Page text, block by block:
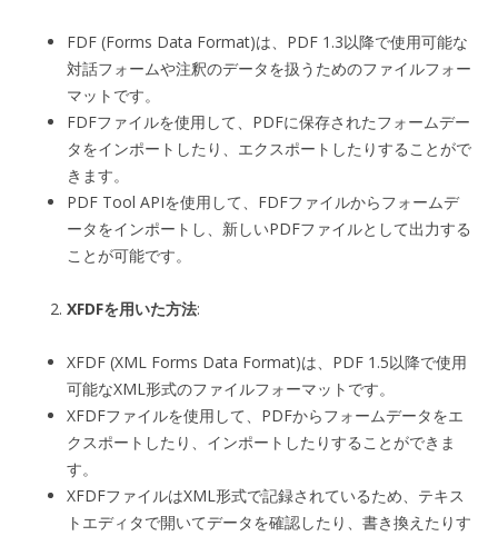
FDF (Forms Data Format)は、PDF 1.3以降で使用可能な
対話フォームや注釈のデータを扱うためのファイルフォー
マットです。
FDFファイルを使用して、PDFに保存されたフォームデー
タをインポートしたり、エクスポートしたりすることがで
きます。
PDF Tool APIを使用して、FDFファイルからフォームデ
ータをインポートし、新しいPDFファイルとして出力する
ことが可能です。
XFDFを用いた方法:
XFDF (XML Forms Data Format)は、PDF 1.5以降で使用
可能なXML形式のファイルフォーマットです。
XFDFファイルを使用して、PDFからフォームデータをエ
クスポートしたり、インポートしたりすることができま
す。
XFDFファイルはXML形式で記録されているため、テキス
トエディタで開いてデータを確認したり、書き換えたりす